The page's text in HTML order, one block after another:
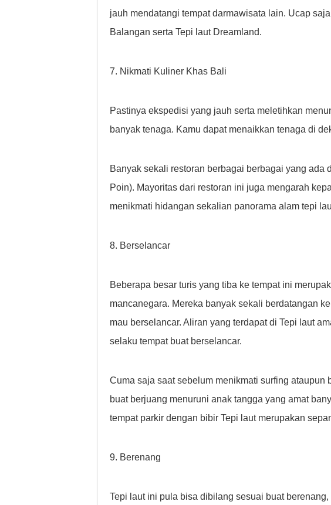
jauh mendatangi tempat darmawisata lain. Ucap
Balangan serta Tepi laut Dreamland.
7. Nikmati Kuliner Khas Bali
Pastinya ekspedisi yang jauh serta meletihkan
banyak tenaga. Kamu dapat menaikkan tenaga di
Banyak sekali restoran berbagai berbagai yang ada
Poin). Mayoritas dari restoran ini juga mengarah
menikmati hidangan sekalian panorama alam tepi
8. Berselancar
Beberapa besar turis yang tiba ke tempat ini
mancanegara. Mereka banyak sekali berdatangan
mau berselancar. Aliran yang terdapat di Tepi laut
selaku tempat buat berselancar.
Cuma saja saat sebelum menikmati surfing ataupun
buat berjuang menuruni anak tangga yang amat
tempat parkir dengan bibir Tepi laut merupakan
9. Berenang
Tepi laut ini pula bisa dibilang sesuai buat